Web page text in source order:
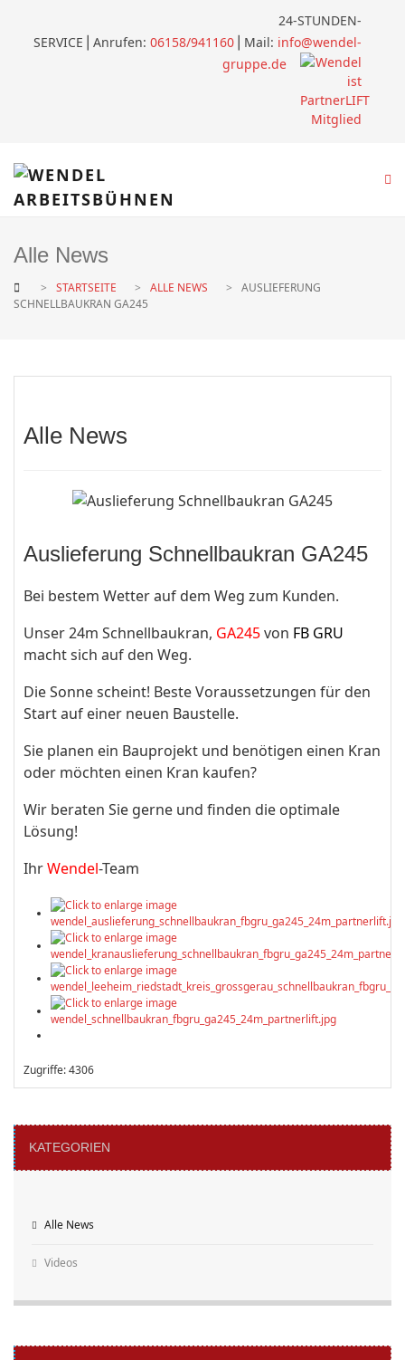
24-STUNDEN-
SERVICE
Anrufen: 06158/941160 ⎪Mail: info@wendel-
gruppe.de
Alle News
STARTSEITE ALLE NEWS
AUSLIEFERUNG
SCHNELLBAUKRAN GA245
Alle News
Auslieferung Schnellbaukran GA245
Bei bestem Wetter auf dem Weg zum Kunden.
Unser 24m Schnellbaukran, GA245von FB GRU
macht sich auf den Weg.
Die Sonne scheint! Beste Voraussetzungen für den
Start auf einer neuen Baustelle.
Sie planen ein Bauprojekt und benötigen einen Kran
oder möchten einen Kran kaufen?
Wir beraten Sie gerne und finden die optimale
Lösung!
IhrWendel-Team
Zugriffe: 4306
KATEGORIEN
Alle News
Videos